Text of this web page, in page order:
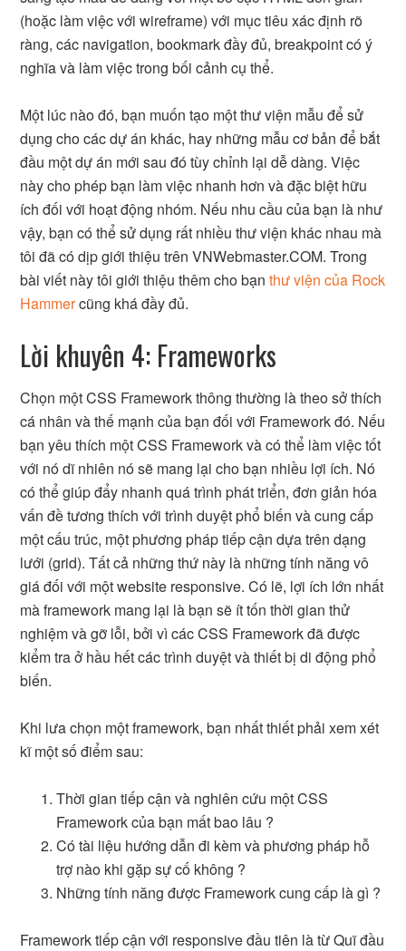
(hoặc làm việc với wireframe) với mục tiêu xác định rõ
ràng, các navigation, bookmark đầy đủ, breakpoint có ý
nghĩa và làm việc trong bối cảnh cụ thể.
Một lúc nào đó, bạn muốn tạo một thư viện mẫu để sử
dụng cho các dự án khác, hay những mẫu cơ bản để bắt
đầu một dự án mới sau đó tùy chỉnh lại dễ dàng. Việc
này cho phép bạn làm việc nhanh hơn và đặc biệt hữu
ích đối với hoạt động nhóm. Nếu nhu cầu của bạn là như
vậy, bạn có thể sử dụng rất nhiều thư viện khác nhau mà
tôi đã có dịp giới thiệu trên VNWebmaster.COM. Trong
bài viết này tôi giới thiệu thêm cho bạnthư viện của Rock
Hammercũng khá đầy đủ.
Lời khuyên 4: Frameworks
Chọn một CSS Framework thông thường là theo sở thích
cá nhân và thế mạnh của bạn đối với Framework đó. Nếu
bạn yêu thích một CSS Framework và có thể làm việc tốt
với nó dĩ nhiên nó sẽ mang lại cho bạn nhiều lợi ích. Nó
có thể giúp đẩy nhanh quá trình phát triển, đơn giản hóa
vấn đề tương thích với trình duyệt phổ biến và cung cấp
một cấu trúc, một phương pháp tiếp cận dựa trên dạng
lưới (grid). Tất cả những thứ này là những tính năng vô
giá đối với một website responsive. Có lẽ, lợi ích lớn nhất
mà framework mang lại là bạn sẽ ít tốn thời gian thử
nghiệm và gỡ lỗi, bởi vì các CSS Framework đã được
kiểm tra ở hầu hết các trình duyệt và thiết bị di động phổ
biến.
Khi lưa chọn một framework, bạn nhất thiết phải xem xét
kĩ một số điểm sau:
Thời gian tiếp cận và nghiên cứu một CSS
Framework của bạn mất bao lâu ?
Có tài liệu hướng dẫn đi kèm và phương pháp hỗ
trợ nào khi gặp sự cố không ?
Những tính năng được Framework cung cấp là gì ?
Framework tiếp cận với responsive đầu tiên là từ Quĩ đầu